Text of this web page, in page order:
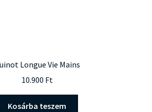
Longue Vie Mains
10.900 Ft
Kosárba teszem